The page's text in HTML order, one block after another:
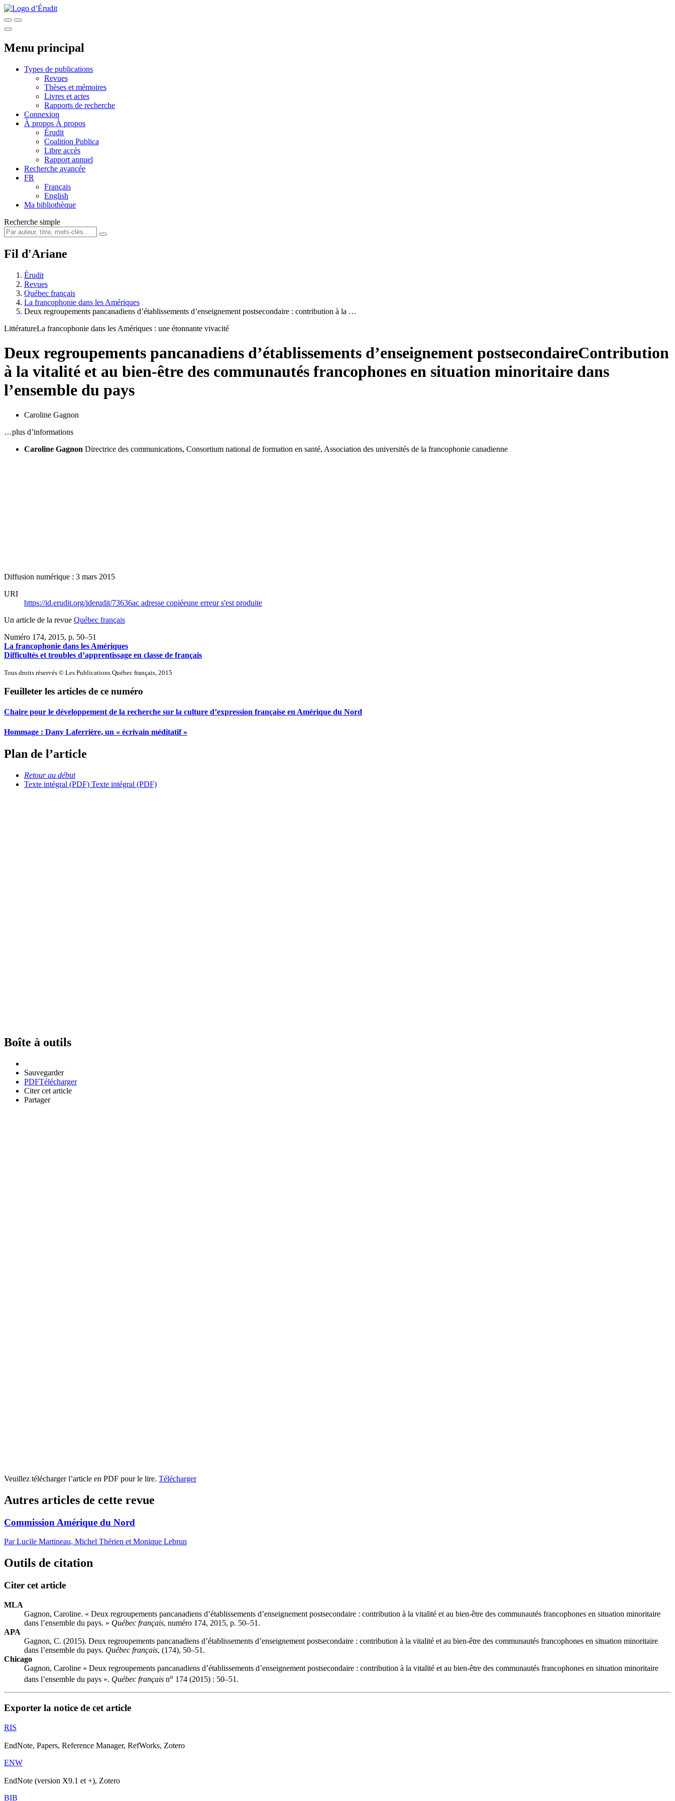
Menu principal
Types de publications
Revues
Thèses et mémoires
Livres et actes
Rapports de recherche
Connexion
À propos À propos
Érudit
Coalition Publica
Libre accès
Rapport annuel
Recherche avancée
FR
Français
English
Ma bibliothèque
Recherche simple
Fil d'Ariane
Érudit
Revues
Québec français
La francophonie dans les Amériques
Deux regroupements pancanadiens d’établissements d’enseignement postsecondaire : contribution à la …
LittératureLa francophonie dans les Amériques : une étonnante vivacité
Deux regroupements pancanadiens d’établissements d’enseignement postsecondaireContribution
à la vitalité et au bien-être des communautés francophones en situation minoritaire dans
l’ensemble du pays
Caroline Gagnon
…plus d’informations
Caroline Gagnon Directrice des communications, Consortium national de formation en santé, Association des universités de la francophonie canadienne
Diffusion numérique : 3 mars 2015
URI
https://id.erudit.org/iderudit/73636ac adresse copiéeune erreur s'est produite
Un article de la revue Québec français
Numéro 174, 2015, p. 50–51
La francophonie dans les Amériques
Difficultés et troubles d’apprentissage en classe de français
Tous droits réservés © Les Publications Québec français, 2015
Feuilleter les articles de ce numéro
Chaire pour le développement de la recherche sur la culture d’expression française en Amérique du Nord
Hommage : Dany Laferrière, un « écrivain méditatif »
Plan de l’article
Retour au début
Texte intégral (PDF) Texte intégral (PDF)
Boîte à outils
Sauvegarder
PDFTélécharger
Citer cet article
Partager
Veuillez télécharger l’article en PDF pour le lire. Télécharger
Autres articles de cette revue
Commission Amérique du Nord
Par Lucile Martineau, Michel Thérien et Monique Lebrun
Outils de citation
Citer cet article
MLA
Gagnon, Caroline. « Deux regroupements pancanadiens d’établissements d’enseignement postsecondaire : contribution à la vitalité et au bien-être des communautés francophones en situation minoritaire
dans l’ensemble du pays. » Québec français, numéro 174, 2015, p. 50–51.
APA
Gagnon, C. (2015). Deux regroupements pancanadiens d’établissements d’enseignement postsecondaire : contribution à la vitalité et au bien-être des communautés francophones en situation minoritaire
dans l’ensemble du pays. Québec français, (174), 50–51.
Chicago
Gagnon, Caroline « Deux regroupements pancanadiens d’établissements d’enseignement postsecondaire : contribution à la vitalité et au bien-être des communautés francophones en situation minoritaire
dans l’ensemble du pays ». Québec français no 174 (2015) : 50–51.
Exporter la notice de cet article
RIS
EndNote, Papers, Reference Manager, RefWorks, Zotero
ENW
EndNote (version X9.1 et +), Zotero
BIB